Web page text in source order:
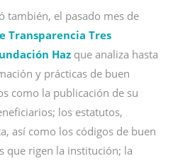
también, el pasado mes de
Transparencia Tres
Haz que analiza hasta
y prácticas de buen
como la publicación de su
los estatutos,
así como los códigos de buen
que rigen la institución; la